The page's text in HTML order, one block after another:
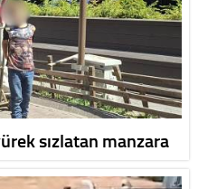
sızlatan manzara